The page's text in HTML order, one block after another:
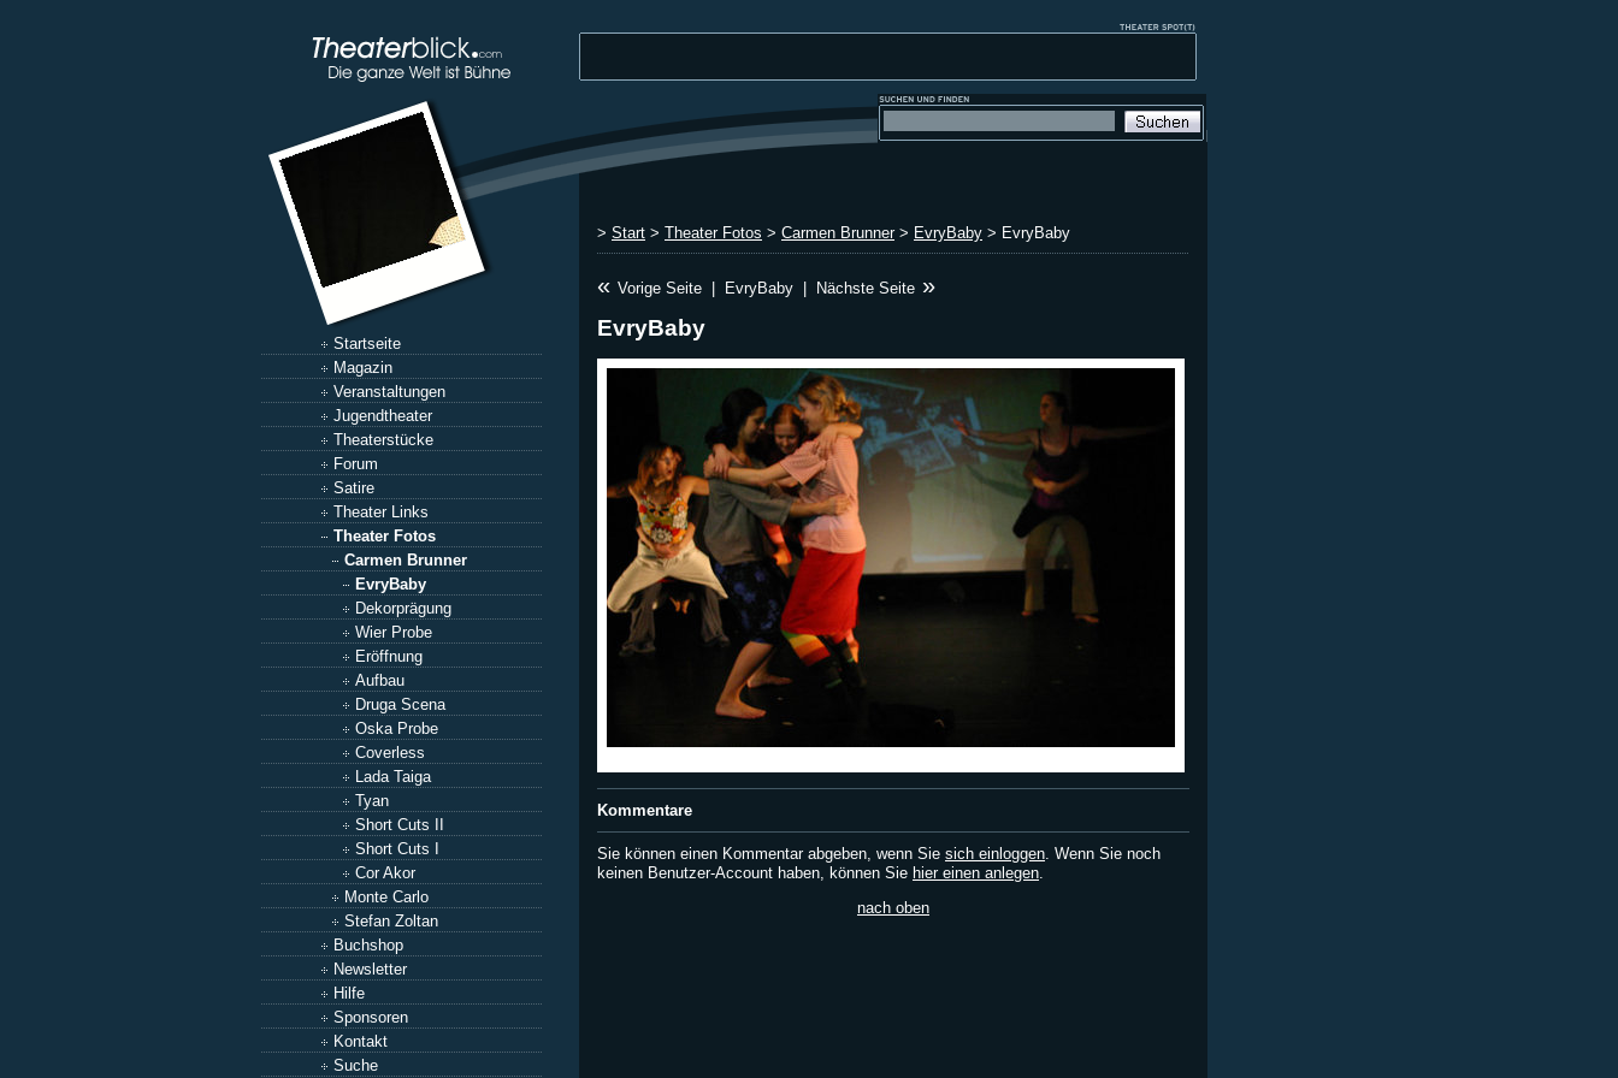
Startseite
Magazin
Veranstaltungen
Jugendtheater
Theaterstücke
Forum
Satire
Theater Links
Theater Fotos
Carmen Brunner
EvryBaby
Dekorprägung
Wier Probe
Eröffnung
Aufbau
Druga Scena
Oska Probe
Coverless
Lada Taiga
Tyan
Short Cuts II
Short Cuts I
Cor Akor
Monte Carlo
Stefan Zoltan
Buchshop
Newsletter
Hilfe
Sponsoren
Kontakt
Suche
> Start > Theater Fotos > Carmen Brunner> EvryBaby > EvryBaby
« Vorige Seite EvryBaby Nächste Seite »
EvryBaby
Kommentare
Sie können einen Kommentar abgeben, wenn Sie sich einloggen . Wenn Sie noch
keinen Benutzer-Account haben, können Sie hier einen anlegen
nach oben